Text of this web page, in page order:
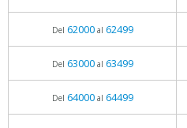
Del 62000al 62499
Del 63000al 63499
Del 64000al 64499